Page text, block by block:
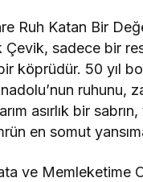
Ruh Katan Bir
sadece bir
köprüdür. 50 yıl
ruhunu,
asırlık bir
en somut
ve Memleketime